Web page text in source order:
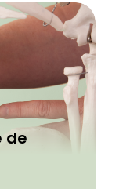
de